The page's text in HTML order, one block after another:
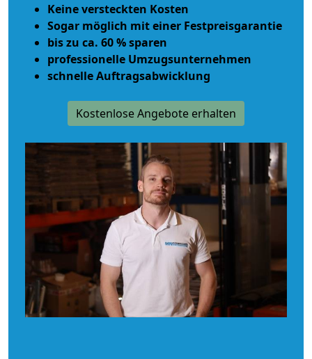
Keine versteckten Kosten
Sogar möglich mit einer Festpreisgarantie
bis zu ca. 60 % sparen
professionelle Umzugsunternehmen
schnelle Auftragsabwicklung
Kostenlose Angebote erhalten